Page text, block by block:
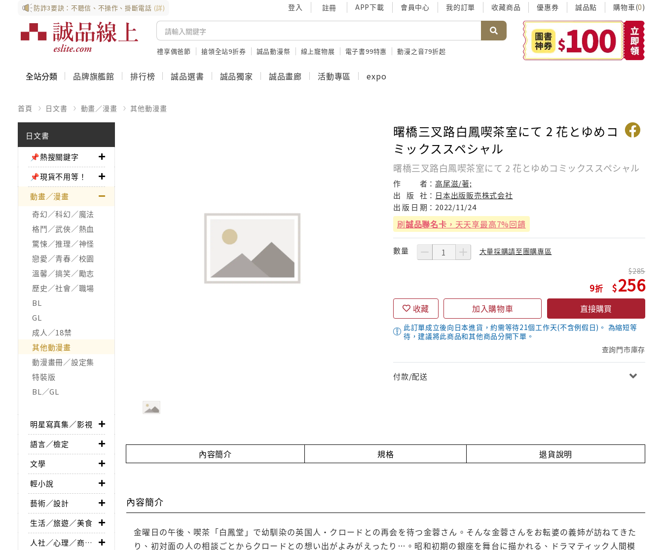
防詐3要訣：不聽信、不操作、掛斷電話 (詳) 登入 註冊 APP下載 會員中心 我的訂單 收藏商品 優惠券 誠品點 購物車(0)
禮享偶爸節 搶領全站9折券 誠品動漫祭 線上寵物展 電子書99特惠 動漫之音79折起
全站分類 品牌旗艦館 排行榜 誠品選書 誠品獨家 誠品畫廊 活動專區 expo
首頁 日文書 動畫／漫畫 其他動漫畫
日文書
📌熱搜關鍵字
📌現貨不用等！
動畫／漫畫
奇幻／科幻／魔法
格鬥／武俠／熱血
驚悚／推理／神怪
戀愛／青春／校園
溫馨／搞笑／勵志
歷史／社會／職場
BL
GL
成人／18禁
其他動漫畫
動漫畫冊／設定集
特裝版
BL／GL
明星寫真集／影視
語言／檢定
文學
輕小說
藝術／設計
生活／旅遊／美食
人社／心理／商業／其他
曙橋三叉路白鳳喫茶室にて 2 花とゆめコ
ミックススペシャル
曙橋三叉路白鳳喫茶室にて 2 花とゆめコミックススペシャル
作 者：高尾滋/著;
出
版 社： 日本出版販売株式会社
出 版 日 期： 2022/11/24
刷誠品聯名卡 ，天天享最高7%回饋
數量 大量採購請至團購專區
9
285
256
收藏 加入購物車 直接購買
此訂單成立後向日本進貨，約需等待21個工作天(不含例假日)。 為縮短等
待，建議將此商品和其他商品分開下單。
查詢門市庫存
付款/配送
內容簡介 規格 退貨說明
內容簡介
金曜日の午後、喫茶「白鳳堂」で幼馴染の英国人・クロードとの再会を待つ金蓉さん。そんな金蓉さんをお転婆の義姉が訪ねてきた
り、初対面の人の相談ごとからクロードとの想い出がよみがえったり…。昭和初期の銀座を舞台に描かれる、ドラマティック人間模